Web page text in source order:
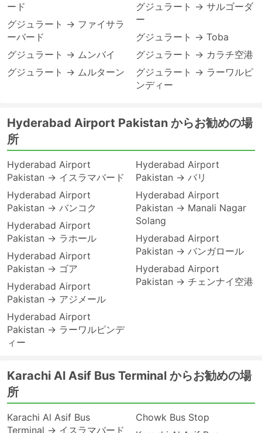
ード
グジュラート → ファイサラ
ーバード
グジュラート → ムンバイ
グジュラート → ムルターン
グジュラート → サルゴーダ
ー
グジュラート → Toba
グジュラート → カラチ空港
グジュラート → ラーワルピ
ンディー
Hyderabad Airport Pakistan からお勧めの場
所
Hyderabad Airport
Pakistan → イスラマバード
Hyderabad Airport
Pakistan → バンコク
Hyderabad Airport
Pakistan → ラホール
Hyderabad Airport
Pakistan → ゴア
Hyderabad Airport
Pakistan → アジメール
Hyderabad Airport
Pakistan → ラーワルピンデ
ィー
Hyderabad Airport
Pakistan → バリ
Hyderabad Airport
Pakistan → Manali Nagar
Solang
Hyderabad Airport
Pakistan → バンガロール
Hyderabad Airport
Pakistan → チェンナイ空港
Karachi Al Asif Bus Terminal からお勧めの場
所
Karachi Al Asif Bus
Terminal → イスラマバード
Chowk Bus Stop